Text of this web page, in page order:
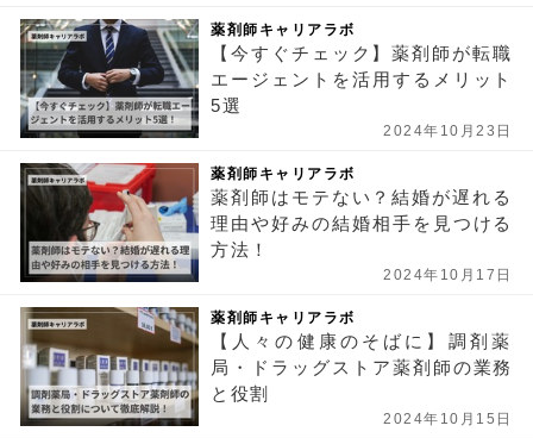
薬剤師キャリアラボ
【今すぐチェック】薬剤師が転職
エージェントを活用するメリット
5選
2024年10月23日
薬剤師キャリアラボ
薬剤師はモテない？結婚が遅れる
理由や好みの結婚相手を見つける
方法！
2024年10月17日
薬剤師キャリアラボ
【人々の健康のそばに】調剤薬
局・ドラッグストア薬剤師の業務
と役割
2024年10月15日